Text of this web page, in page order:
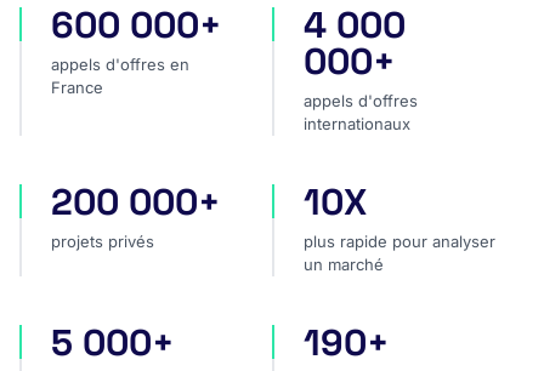
appels d'offres en France
600 000+
appels d'offres en
France
appels d'offres
4 000
000+
appels d'offres
internationaux
projets privés
200 000+
projets privés
plus rapide pour analyser
10X
plus rapide pour analyser
un marché
sources dans le monde
5 000+ pays couverts
190+